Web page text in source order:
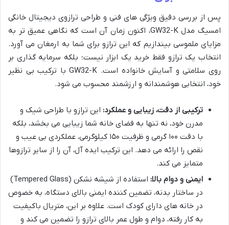
پس از بررسی دقیق ویژگی های فنی و طراحی ترازوی دیجیتال خانگی
امسیگ مدل GW32-K، اکنون زمان آن است که نگاهی عمیق تر به
مزایای ملموسی بیندازیم که این ترازو برای شما به ارمغان می آورد.
انتخاب یک ترازو فقط خرید یک ابزار نیست؛ بلکه سرمایه گذاری بر
روی سلامتی و آسایش خانواده است. GW32-K با ترکیب بی نظیر
خود، انتخابی هوشمندانه و ارزشمند محسوب می شود.
ترکیبی از دقت، زیبایی و عملکرد: این ترازو با طراحی شیک و
مدرن خود، نه تنها به فضای خانه شما زیبایی می بخشد، بلکه
با دقت ۱۰۰ گرمی و ظرفیت ۱۵۰ کیلوگرمی، عملکردی بی عیب و
نقص را ارائه می دهد. این ترکیب ایده آل، آن را از سایر ترازوها
متمایز می کند.
ایمنی و دوام بالا:
استفاده از شیشه نشکن (Tempered Glass)
در ساختار بدنه، تضمین کننده ایمنی بالای دستگاه، به خصوص
در خانه های دارای کودک است. علاوه بر این، متریال باکیفیت
به کار رفته، دوام و طول عمر بالای ترازو را تضمین می کند و